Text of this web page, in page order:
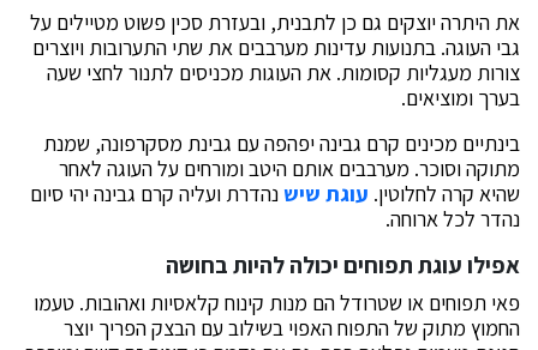
את היתרה יוצקים גם כן לתבנית, ובעזרת סכין פשוט מטיילים על
גבי העוגה. בתנועות עדינות מערבבים את שתי התערובות ויוצרים
צורות מעגליות קסומות. את העוגות מכניסים לתנור לחצי שעה
בערך ומוציאים.
בינתיים מכינים קרם גבינה יפהפה עם גבינת מסקרפונה, שמנת
מתוקה וסוכר. מערבבים אותם היטב ומורחים על העוגה לאחר
שהיא קרה לחלוטין. עוגת שישנהדרת ועליה קרם גבינה יהי סיום
נהדר לכל ארוחה.
אפילו עוגת תפוחים יכולה להיות בחושה
פאי תפוחים או שטרודל הם מנות קינוח קלאסיות ואהובות. טעמו
החמוץ מתוק של התפוח האפוי בשילוב עם הבצק הפריך יוצר